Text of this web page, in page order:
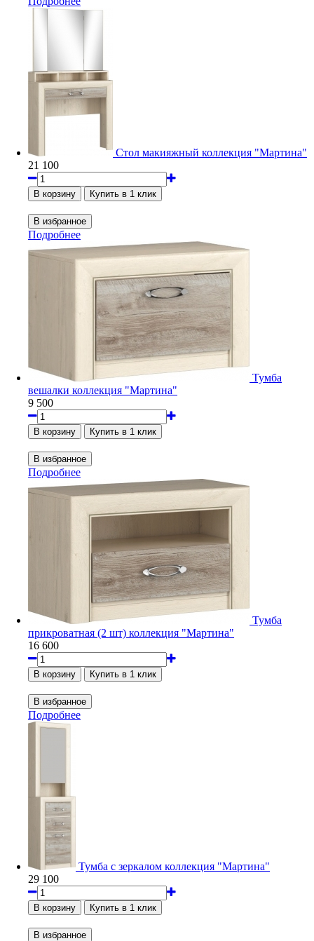
Стол макияжный коллекция "Мартина"
21 100
Подробнее
Тумба
вешалки коллекция "Мартина"
9 500
Подробнее
Тумба
прикроватная (2 шт) коллекция "Мартина"
16 600
Подробнее
Тумба с зеркалом коллекция "Мартина"
29 100